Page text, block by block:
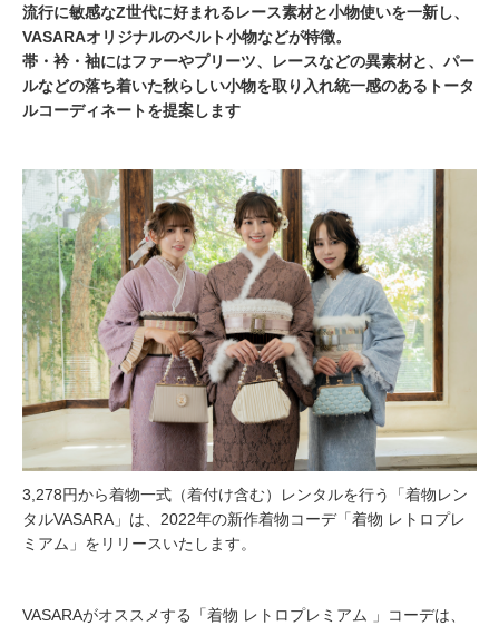
流行に敏感なZ世代に好まれるレース素材と小物使いを一新し、
VASARAオリジナルのベルト小物などが特徴。
帯・衿・袖にはファーやプリーツ、レースなどの異素材と、パー
ルなどの落ち着いた秋らしい小物を取り入れ統一感のあるトータ
ルコーディネートを提案します
3,278円から着物一式（着付け含む）レンタルを行う「着物レン
タルVASARA」は、2022年の新作着物コーデ「着物 レトロプレ
ミアム」をリリースいたします。
VASARAがオススメする「着物 レトロプレミアム 」コーデは、